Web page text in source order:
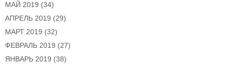
МАЙ 2019 (34)
АПРЕЛЬ 2019 (29)
МАРТ 2019 (32)
ФЕВРАЛЬ 2019 (27)
ЯНВАРЬ 2019 (38)